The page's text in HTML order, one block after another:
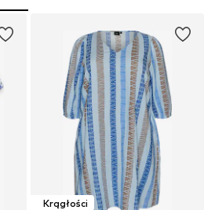
Krągłości